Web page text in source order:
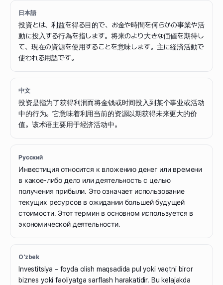
日本語
投資とは、利益を得る目的で、お金や時間を何らかの事業や活
動に投入する行為を指します。将来のより大きな価値を期待し
て、現在の資源を使用することを意味します。主に経済活動で
使われる用語です。
中文
投资是指为了获得利润而将金钱或时间投入到某个事业或活动
中的行为。它意味着利用当前的资源以期获得未来更大的价
值。该术语主要用于经济活动中。
Русский
Инвестиция относится к вложению денег или времени
в какое-либо дело или деятельность с целью
получения прибыли. Это означает использование
текущих ресурсов в ожидании большей будущей
стоимости. Этот термин в основном используется в
экономической деятельности.
O'zbek
Investitsiya – foyda olish maqsadida pul yoki vaqtni biror
biznes yoki faoliyatga sarflash harakatidir. Bu kelajakda